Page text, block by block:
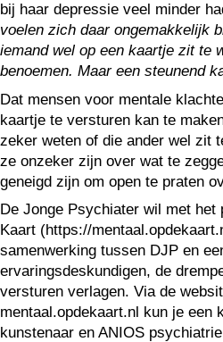
bij haar depressie veel minder
voelen zich daar ongemakkelijk
iemand wel op een kaartje zit te
benoemen. Maar een steunend
Dat mensen voor mentale
kaartje te versturen kan te
zeker weten of die ander wel zit
ze onzeker zijn over wat te
geneigd zijn om open te praten
De Jonge Psychiater wil met het
Kaart (https://
samenwerking tussen DJP en
ervaringsdeskundigen, de
versturen verlagen. Via de
mentaal.opdekaart.nl kun je een
kunstenaar en ANIOS